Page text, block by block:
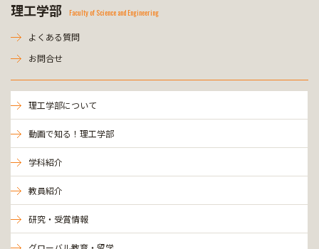
理工学部 Faculty of Science and Engineering
よくある質問
お問合せ
理工学部について
動画で知る！理工学部
学科紹介
教員紹介
研究・受賞情報